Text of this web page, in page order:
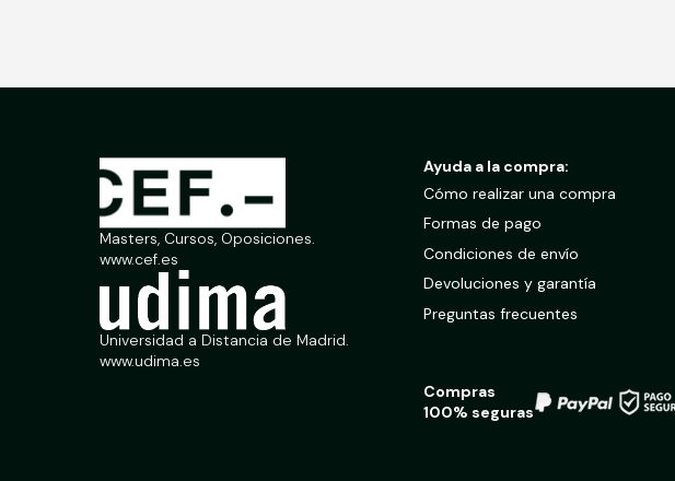
Masters, Cursos, Oposiciones.
www.cef.es
Universidad a Distancia de Madrid.
www.udima.es
Ayuda a la compra:
Cómo realizar una compra
Formas de pago
Condiciones de envío
Devoluciones y garantía
Preguntas frecuentes
Compras
100% seguras